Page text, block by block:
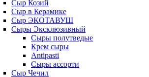
Сыр Козий
Сыр в Керамике
Сыр ЭКОТАВУШ
Сыры Эксклюзивный
Сыры полутведые
Крем сыры
Antipasti
Сыры ассорти
Сыр Чечил